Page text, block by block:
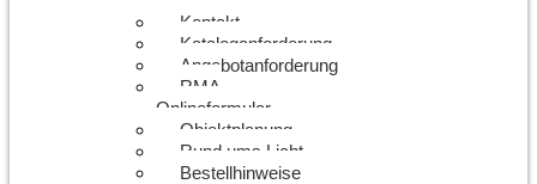
Kontakt
Kataloganforderung
Angebotanforderung
RMA
Onlineformular
Objektplanung
Rund ums Licht
Bestellhinweise